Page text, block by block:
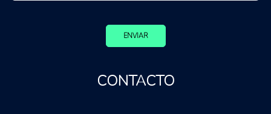
ENVIAR
CONTACTO